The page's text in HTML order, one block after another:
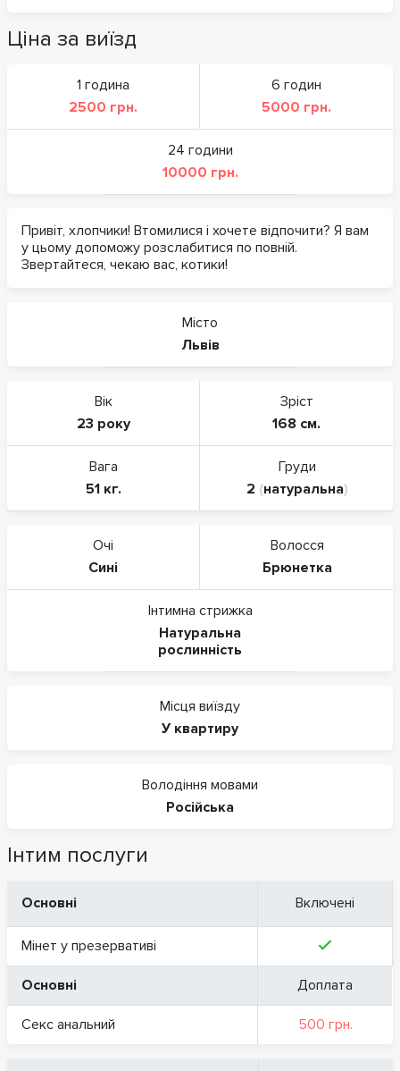
Ціна за виїзд
1 година
2500 грн.
6 годин
5000 грн.
24 години
10000 грн.
Привіт, хлопчики! Втомилися і хочете відпочити? Я вам
у цьому допоможу розслабитися по повній.
Звертайтеся, чекаю вас, котики!
Місто
Львів
Вік
23 року
Зріст
168 см.
Вага
51 кг.
Груди
2 (натуральна)
Очі
Сині
Волосся
Брюнетка
Інтимна стрижка
Натуральна
рослинність
Місця виїзду
У квартиру
Володіння мовами
Російська
Інтим послуги
Основні Включені
Мінет у презервативі
Основні Доплата
Секс анальний 500 грн.